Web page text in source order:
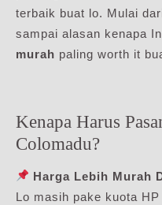
terbaik buat lo. Mulai
sampai alasan kenapa
murah paling worth it
Kenapa Harus
Colomadu?
Harga Lebih Murah
Lo masih pake kuota